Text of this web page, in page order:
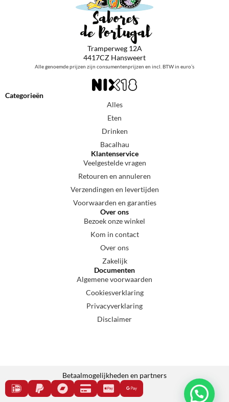
Tramperweg 12A
4417CZ Hansweert
Alle genoemde prijzen zijn consumentenprijzen en incl. BTW in euro’s
Categorieën
Alles
Eten
Drinken
Bacalhau
Klantenservice
Veelgestelde vragen
Retouren en annuleren
Verzendingen en levertijden
Voorwaarden en garanties
Over ons
Bezoek onze winkel
Kom in contact
Over ons
Zakelijk
Documenten
Algemene voorwaarden
Cookiesverklaring
Privacyverklaring
Disclaimer
Betaalmogelijkheden en partners